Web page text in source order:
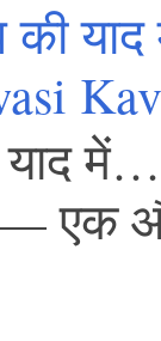
की
में…
और